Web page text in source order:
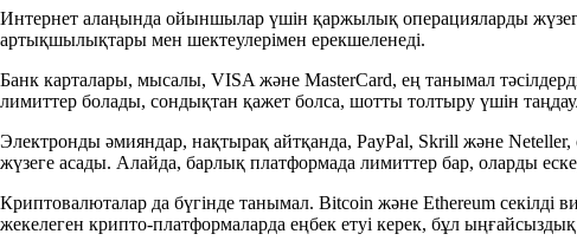
Интернет алаңында ойыншылар үшін қаржылық операцияларды жүзеге
артықшылықтары мен шектеулерімен ерекшеленеді.
Банк карталары, мысалы, VISA және MasterCard, ең танымал
лимиттер болады, сондықтан қажет болса, шотты толтыру үшін
Электронды әмияндар, нақтырақ айтқанда, PayPal, Skrill және
жүзеге асады. Алайда, барлық платформада лимиттер бар, оларды
Криптовалюталар да бүгінде танымал. Bitcoin және Ethereum
жекелеген крипто-платформаларда еңбек етуі керек, бұл